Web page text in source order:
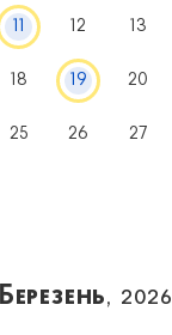
12 13
18 19 20
25 26 27
Березень, 2026